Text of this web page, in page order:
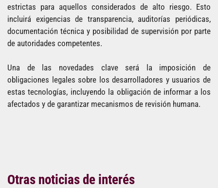
estrictas para aquellos considerados de alto riesgo. Esto
incluirá exigencias de transparencia, auditorías periódicas,
documentación técnica y posibilidad de supervisión por parte
de autoridades competentes.
Una de las novedades clave será la imposición de
obligaciones legales sobre los desarrolladores y usuarios de
estas tecnologías, incluyendo la obligación de informar a los
afectados y de garantizar mecanismos de revisión humana.
Otras noticias de interés